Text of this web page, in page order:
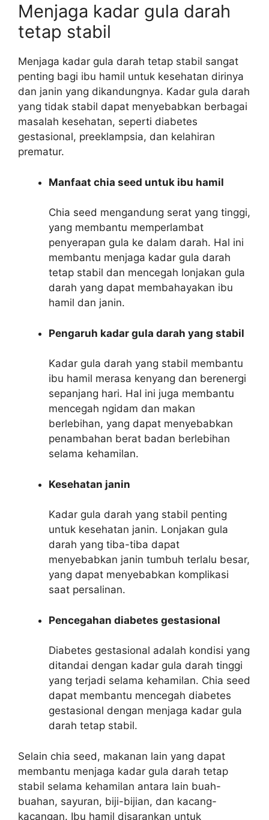
Menjaga kadar gula darah
tetap stabil
Menjaga kadar gula darah tetap stabil sangat
penting bagi ibu hamil untuk kesehatan dirinya
dan janin yang dikandungnya. Kadar gula darah
yang tidak stabil dapat menyebabkan berbagai
masalah kesehatan, seperti diabetes
gestasional, preeklampsia, dan kelahiran
prematur.
Manfaat chia seed untuk ibu hamil
Chia seed mengandung serat yang tinggi,
yang membantu memperlambat
penyerapan gula ke dalam darah. Hal ini
membantu menjaga kadar gula darah
tetap stabil dan mencegah lonjakan gula
darah yang dapat membahayakan ibu
hamil dan janin.
Pengaruh kadar gula darah yang stabil
Kadar gula darah yang stabil membantu
ibu hamil merasa kenyang dan berenergi
sepanjang hari. Hal ini juga membantu
mencegah ngidam dan makan
berlebihan, yang dapat menyebabkan
penambahan berat badan berlebihan
selama kehamilan.
Kesehatan janin
Kadar gula darah yang stabil penting
untuk kesehatan janin. Lonjakan gula
darah yang tiba-tiba dapat
menyebabkan janin tumbuh terlalu besar,
yang dapat menyebabkan komplikasi
saat persalinan.
Pencegahan diabetes gestasional
Diabetes gestasional adalah kondisi yang
ditandai dengan kadar gula darah tinggi
yang terjadi selama kehamilan. Chia seed
dapat membantu mencegah diabetes
gestasional dengan menjaga kadar gula
darah tetap stabil.
Selain chia seed, makanan lain yang dapat
membantu menjaga kadar gula darah tetap
stabil selama kehamilan antara lain buah-
buahan, sayuran, biji-bijian, dan kacang-
kacangan. Ibu hamil disarankan untuk